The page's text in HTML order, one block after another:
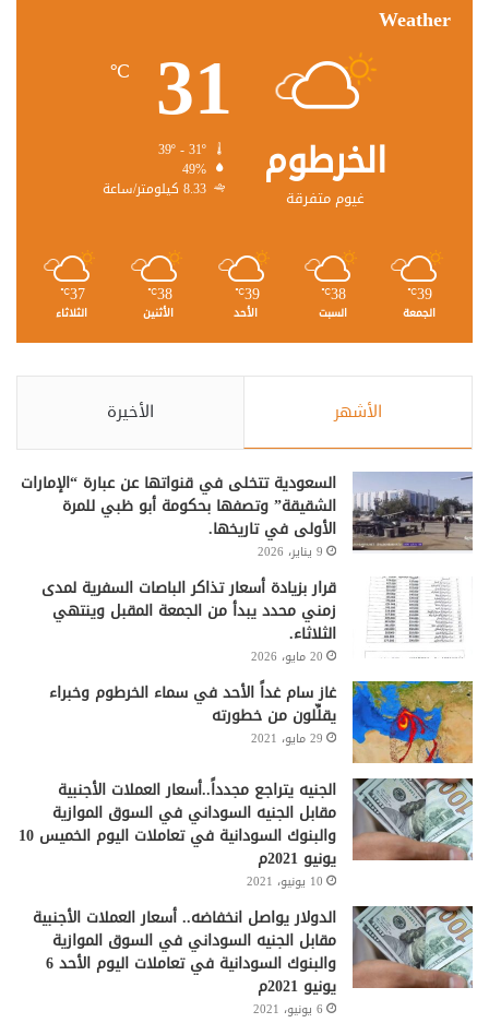
Weather
الخرطوم
غيوم متفرقة
31
℃
49%
8.33 كيلومتر/ساعة
39
℃
الجمعة
38
℃
السبت
39
℃
الأحد
38
℃
الأثنين
37
℃
الثلاثاء
الأشهر الأخيرة
السعودية تتخلى في قنواتها عن عبارة “الإمارات
الشقيقة” وتصفها بحكومة أبو ظبي للمرة
الأولى في تاريخها.
9 يناير، 2026
قرار بزيادة أسعار تذاكر الباصات السفرية لمدى
زمني محدد يبدأ من الجمعة المقبل وينتهي
الثلاثاء.
20 مايو، 2026
غاز سام غداً الأحد في سماء الخرطوم وخبراء
يقلِّلون من خطورته
29 مايو، 2021
الجنيه يتراجع مجدداً..أسعار العملات الأجنبية
مقابل الجنيه السوداني في السوق الموازية
والبنوك السودانية في تعاملات اليوم الخميس 10
يونيو 2021م
10 يونيو، 2021
الدولار يواصل انخفاضه.. أسعار العملات الأجنبية
مقابل الجنيه السوداني في السوق الموازية
والبنوك السودانية في تعاملات اليوم الأحد 6
يونيو 2021م
6 يونيو، 2021